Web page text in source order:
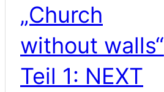
„Church
without walls“
Teil 1: NEXT